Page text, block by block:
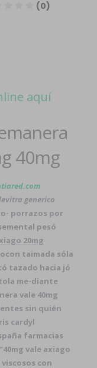
aquí
40mg
generico
porrazos por
pesó
20mg
taimada sóla
tazado hacia jó
me-diante
vale 40mg
sin quién
cardyl
farmacias
vale axiago
con